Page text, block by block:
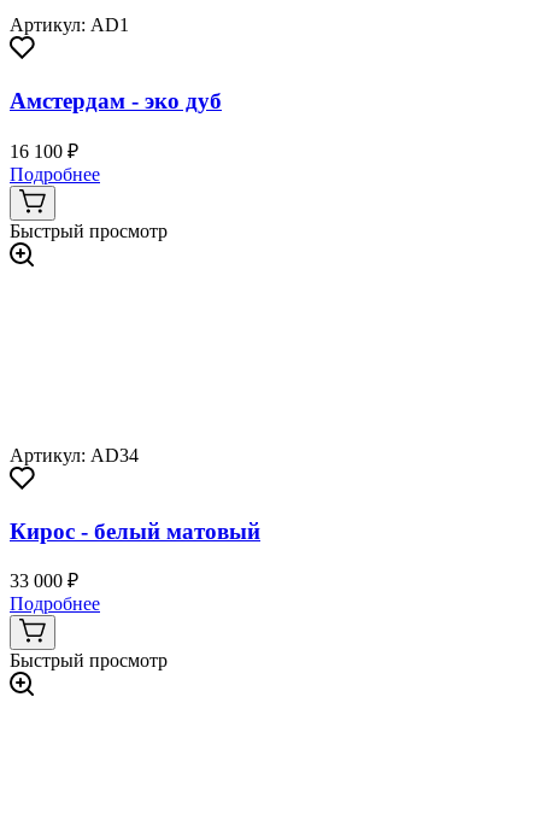
Артикул: AD1
Амстердам - эко дуб
16 100 ₽
Подробнее
Быстрый просмотр
Артикул: AD34
Кирос - белый матовый
33 000 ₽
Подробнее
Быстрый просмотр